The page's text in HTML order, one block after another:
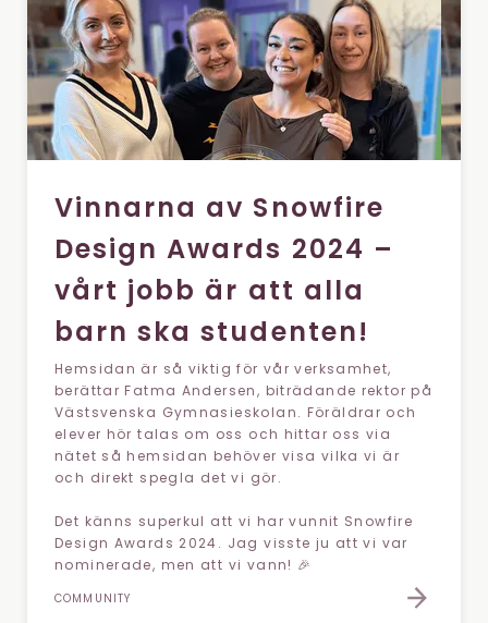
Vinnarna av Snowfire
Design Awards 2024 –
vårt jobb är att alla
barn ska studenten!
Hemsidan är så viktig för vår verksamhet,
berättar Fatma Andersen, biträdande rektor på
Västsvenska Gymnasieskolan. Föräldrar och
elever hör talas om oss och hittar oss via
nätet så hemsidan behöver visa vilka vi är
och direkt spegla det vi gör.
Det känns superkul att vi har vunnit Snowfire
Design Awards 2024. Jag visste ju att vi var
nominerade, men att vi vann! 🎉
COMMUNITY